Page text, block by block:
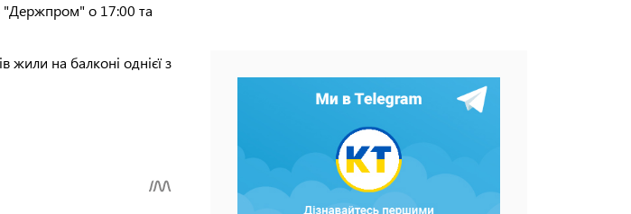
"Держпром" о 17:00 та
жили на балконі однієї з